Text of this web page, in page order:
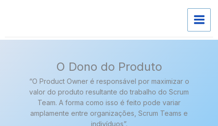
O Dono do Produto
“O Product Owner é responsável por maximizar o
valor do produto resultante do trabalho do Scrum
Team. A forma como isso é feito pode variar
amplamente entre organizações, Scrum Teams e
indivíduos”.